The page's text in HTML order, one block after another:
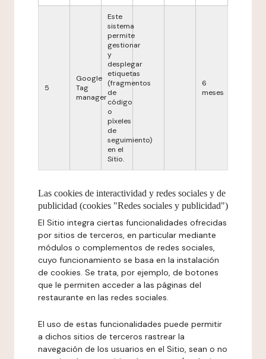
5
Google
Tag
manager
Este
sistema
permite
gestionar
y
desplegar
etiquetas
(fragmentos
de
código
o
píxeles
de
seguimiento)
en el
Sitio.
6
meses
Las cookies de interactividad y redes sociales y de
publicidad (cookies "Redes sociales y publicidad")
El Sitio integra ciertas funcionalidades ofrecidas
por sitios de terceros, en particular mediante
módulos o complementos de redes sociales,
cuyo funcionamiento se basa en la instalación
de cookies. Se trata, por ejemplo, de botones
que le permiten acceder a las páginas del
restaurante en las redes sociales.
El uso de estas funcionalidades puede permitir
a dichos sitios de terceros rastrear la
navegación de los usuarios en el Sitio, sean o no